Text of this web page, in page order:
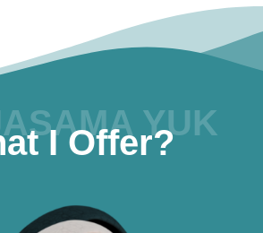
YUK
I Offer?